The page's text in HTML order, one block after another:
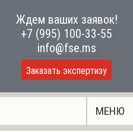
Ждем ваших заявок!
+7 (995) 100-33-55
info@fse.ms
Заказать экспертизу
МЕНЮ